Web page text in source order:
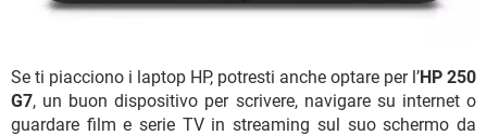
Se ti piacciono i laptop HP, potresti anche optare per l’HP 250
G7, un buon dispositivo per scrivere, navigare su internet o
guardare film e serie TV in streaming sul suo schermo da